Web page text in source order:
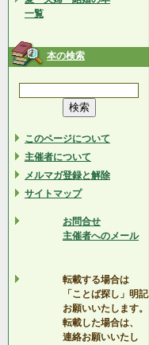
一覧
本の検索
このページについて
主催者について
メルマガ登録と解除
サイトマップ
お問合せ
主催者へのメール
転載する場合は
「ことば探し」明記
お願いいたします。
転載した場合は、
連絡お願いいたし